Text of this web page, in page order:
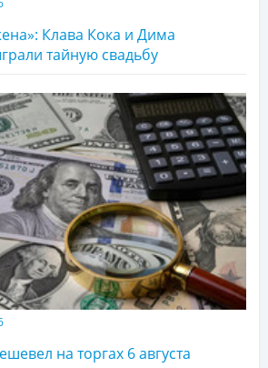
Клава Кока и Дима
тайную свадьбу
на торгах 6 августа